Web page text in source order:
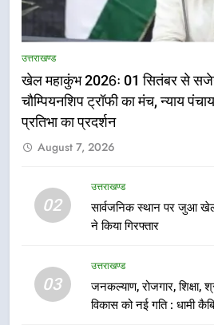
उत्तराखण्ड
खेल महाकुंभ 2026ः 01 सितंबर से
चौम्पियनशिप ट्रॉफी का मंच, न्याय
प्रतिभा का प्रदर्शन
August 7, 2026
02
उत्तराखण्ड
सार्वजनिक स्थान पर जुआ
ने किया गिरफ्तार
03
उत्तराखण्ड
जनकल्याण, रोजगार,
विकास को नई गति : धामी
5
का गठन
उत्तराखण्ड